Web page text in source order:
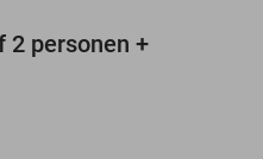
2 personen +